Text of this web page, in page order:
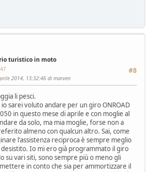
turistico in moto
#8
2014, 13:32:46 di marven
li pesci.
sarei voluto andare per un giro ONROAD
in questo mese di aprile e con moglie al
da solo, ma mia moglie, forse non a
almeno con qualcun altro. Sai, come
l'assistenza reciproca è sempre meglio
Io mi ero già programmato il giro
su vari siti, sono sempre più o meno gli
in conto che sia per ammortizzare il